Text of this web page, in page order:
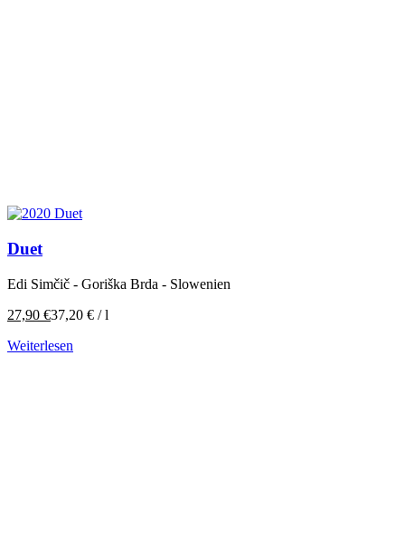
Duet
Edi Simčič - Goriška Brda - Slowenien
27,90 €37,20 € /l
Weiterlesen